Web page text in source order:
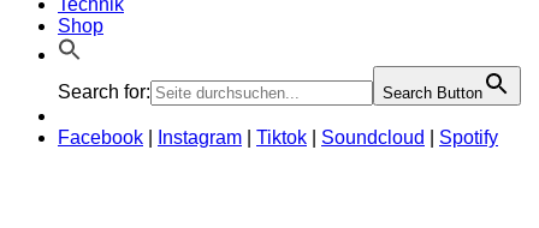
Shop
Search for: Search Button
Facebook Instagram Tiktok Soundcloud Spotify